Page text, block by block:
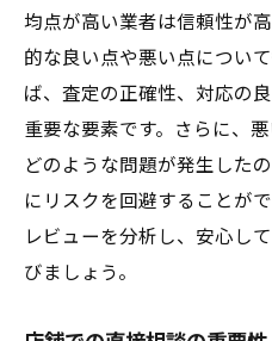
呉市での具体的な
呉市での切手買取を最
アドバイス
査定結果を最大限
市場動向に合わせ
均点が高い業者は信頼性が
的な良い点や悪い点につい
ば、査定の正確性、対応の
重要な要素です。さらに、
どのような問題が発生した
にリスクを回避することが
レビューを分析し、安心し
びましょう。